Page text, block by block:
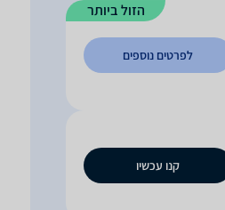
הזול ביותר
לפרטים נוספים
קנו עכשיו